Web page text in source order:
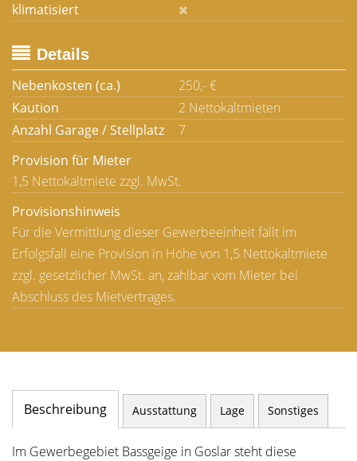
klimatisiert
Details
Nebenkosten (ca.)
250,- €
Kaution
2 Nettokaltmieten
Anzahl Garage / Stellplatz
7
Provision für Mieter
1,5 Nettokaltmiete zzgl. MwSt.
Provisionshinweis
Für die Vermittlung dieser Gewerbeeinheit fällt im
Erfolgsfall eine Provision in Höhe von 1,5 Nettokaltmiete
zzgl. gesetzlicher MwSt. an, zahlbar vom Mieter bei
Abschluss des Mietvertrages.
Beschreibung Ausstattung Lage Sonstiges
Im Gewerbegebiet Bassgeige in Goslar steht diese